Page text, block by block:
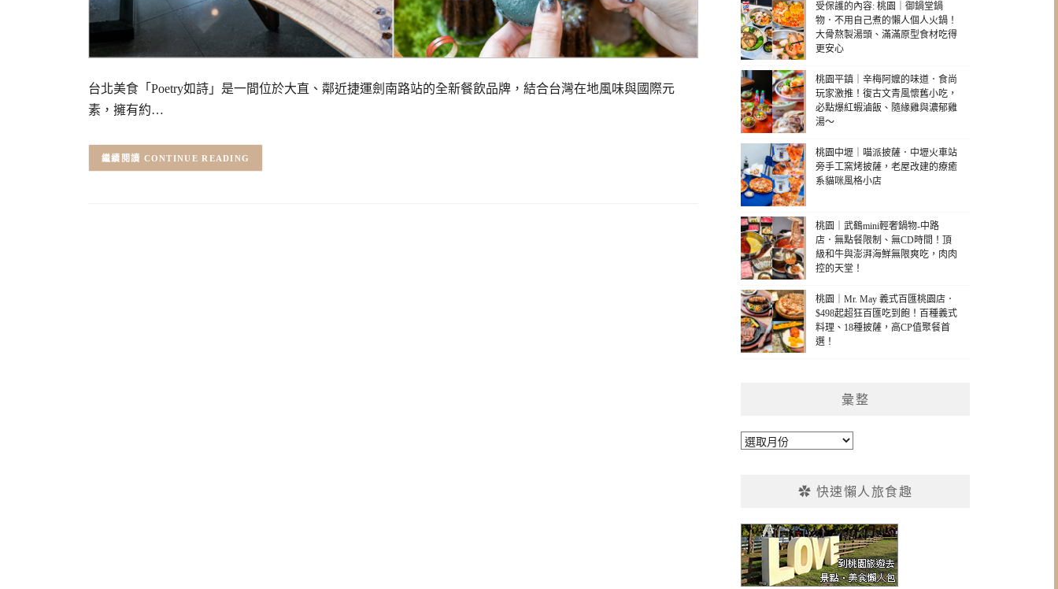
台北美食「Poetry如詩」是一間位於大直、鄰近捷運劍南路站的全新餐飲品牌，結合台灣在地風味與國際元
素，擁有約…
CONTINUE READING
受保護的內容: 桃園｜御鍋堂鍋
物．不用自己煮的懶人個人火鍋！
大骨熬製湯頭、滿滿原型食材吃得
更安心
桃園平鎮｜辛梅阿嬤的味道．食尚
玩家激推！復古文青風懷舊小吃，
必點爆紅蝦滷飯、隨緣雞與濃郁雞
湯～
桃園中壢｜喵派披薩．中壢火車站
旁手工窯烤披薩，老屋改建的療癒
系貓咪風格小店
桃園｜武鶴mini輕奢鍋物-中路
店．無點餐限制、無CD時間！頂
級和牛與澎湃海鮮無限爽吃，肉肉
控的天堂！
桃園｜Mr. May 義式百匯桃園店．
$498起超狂百匯吃到飽！百種義式
料理、18種披薩，高CP值聚餐首
選！
彙整
彙
✿ 快速懶人旅食趣